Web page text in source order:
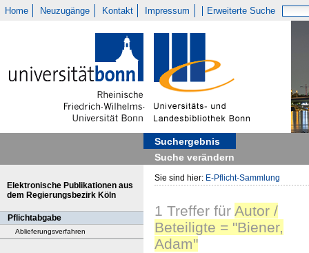
Home Neuzugänge Kontakt Impressum Erweiterte Suche
Suchergebnis
Suche verändern
Elektronische Publikationen aus
dem Regierungsbezirk Köln
Pflichtabgabe
Ablieferungsverfahren
Sie sind hier: E-Pflicht-Sammlung
1 Treffer für Autor /
Beteiligte = "Biener,
Adam"